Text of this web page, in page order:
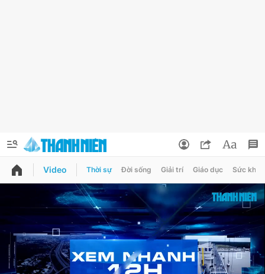
QUẢNG CÁO
Chuyên mục
Thông tin tài khoản
Đổi mật khẩu
Tin đã lưu
Video Thời sự Đời sống Giải trí Giáo dục Sức khỏe